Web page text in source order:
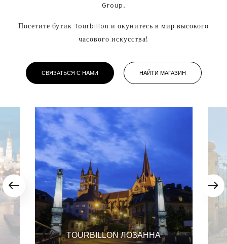
Group.
Посетите бутик Tourbillon и окунитесь в мир высокого
часового искусства!
СВЯЗАТЬСЯ С НАМИ НАЙТИ МАГАЗИН
TOURBILLON ЛОЗАННА